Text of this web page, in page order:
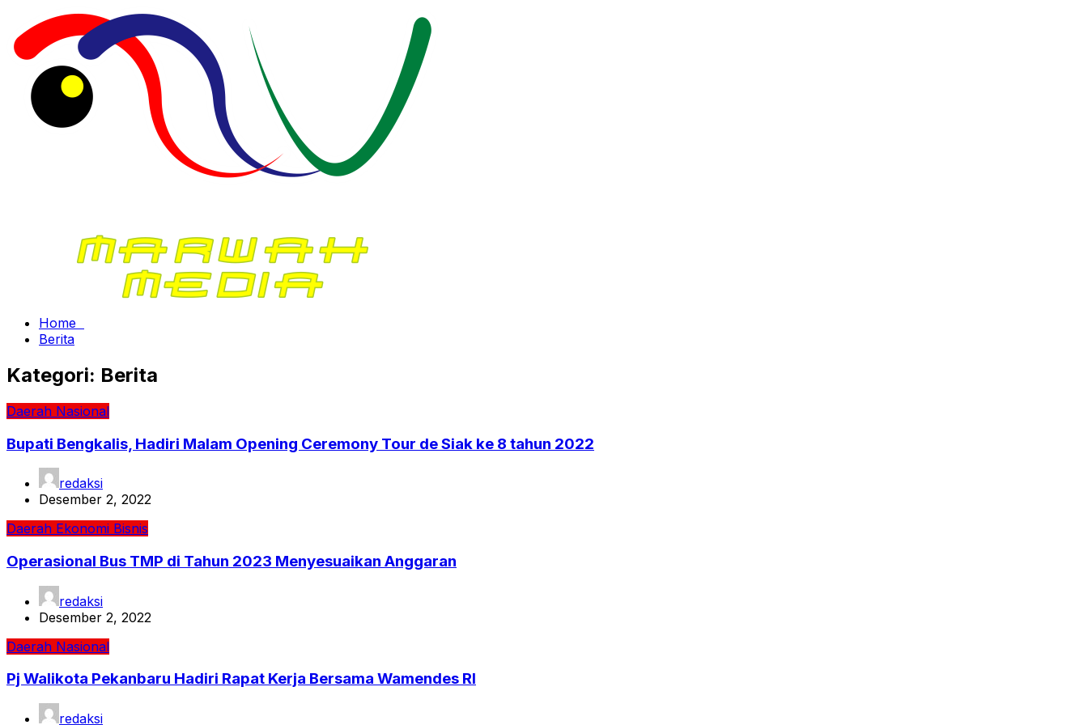
Home
Berita
Kategori: Berita
Daerah Nasional
Bupati Bengkalis, Hadiri Malam Opening Ceremony Tour de Siak ke 8 tahun 2022
redaksi
Desember 2, 2022
Daerah Ekonomi Bisnis
Operasional Bus TMP di Tahun 2023 Menyesuaikan Anggaran
redaksi
Desember 2, 2022
Daerah Nasional
Pj Walikota Pekanbaru Hadiri Rapat Kerja Bersama Wamendes RI
redaksi